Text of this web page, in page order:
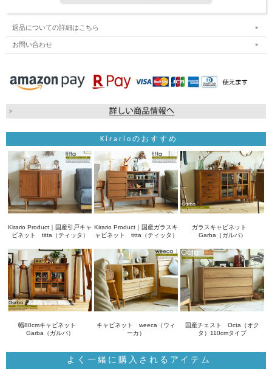
返品についての詳細はこちら
お問い合わせ
Kirarioのおすすめ
Kirario Product｜国産引戸キャ
ビネット titta（ティッタ）
Kirario Product｜国産ガラスキ
ャビネット titta（ティッタ）
ガラスキャビネット
Garba（ガルバ）
幅80cmキャビネット
Garba（ガルバ）
キャビネット weeca（ウィ
ーカ）
国産チェスト Octa（オク
タ）110cmタイプ
よく一緒に購入されるアイテム